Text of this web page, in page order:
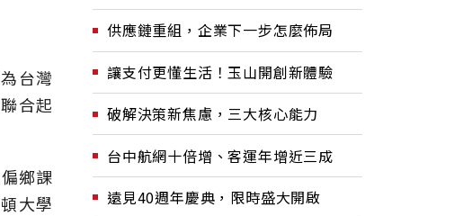
台灣
合起
鄉課
大學
供應鏈重組，企業下一步怎麼佈局
讓支付更懂生活！玉山開創新體驗
破解決策新焦慮，三大核心能力
台中航網十倍增、客運年增近三成
遠見40週年慶典，限時盛大開啟